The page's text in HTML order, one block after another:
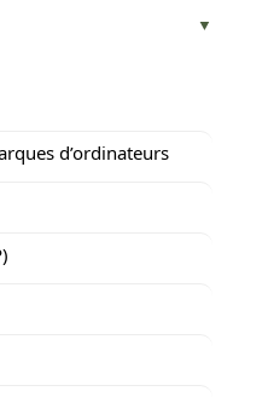
d’ordinateurs